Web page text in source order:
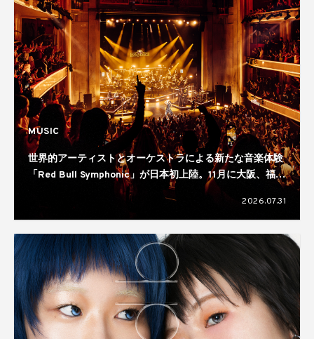
MUSIC
世界的アーティストとオーケストラによる新たな音楽体験
「Red Bull Symphonic」が日本初上陸。11月に大阪、福
岡、仙台、横浜の4都市で開催へ
2026.07.31